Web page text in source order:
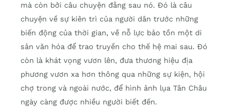
mà còn bởi câu chuyện đằng sau nó. Đó là câu
chuyện về sự kiên trì của người dân trước những
biến động của thời gian, về nỗ lực bảo tồn một di
sản văn hóa để trao truyền cho thế hệ mai sau. Đó
còn là khát vọng vươn lên, đưa thương hiệu địa
phương vươn xa hơn thông qua những sự kiện, hội
chợ trong và ngoài nước, để hình ảnh lụa Tân Châu
ngày càng được nhiều người biết đến.